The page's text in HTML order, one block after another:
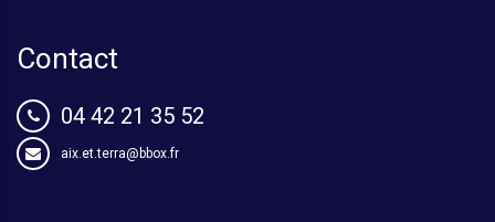
Contact
04 42 21 35 52
aix.et.terra@bbox.fr